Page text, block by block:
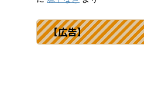
【広告】